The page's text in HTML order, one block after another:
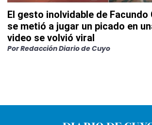
El gesto inolvidable de Facundo
se metió a jugar un picado en
video se volvió viral
PorRedacción Diario de Cuyo